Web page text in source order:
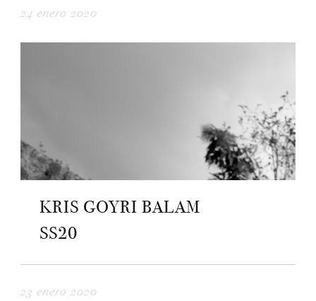
24 enero 2020
KRIS GOYRI BALAM
SS20
23 enero 2020